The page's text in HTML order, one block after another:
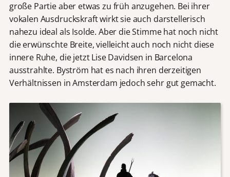
große Partie aber etwas zu früh anzugehen. Bei ihrer
vokalen Ausdruckskraft wirkt sie auch darstellerisch
nahezu ideal als Isolde. Aber die Stimme hat noch nicht
die erwünschte Breite, vielleicht auch noch nicht diese
innere Ruhe, die jetzt Lise Davidsen in Barcelona
ausstrahlte. Byström hat es nach ihren derzeitigen
Verhältnissen in Amsterdam jedoch sehr gut gemacht.